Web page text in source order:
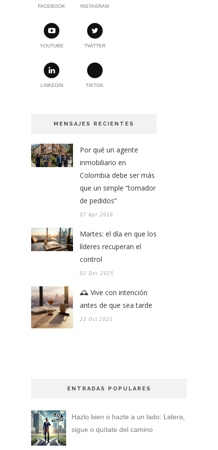
FACEBOOK INSTAGRAM
YOUTUBE TWITTER
LINKEDIN TIKTOK
MENSAJES RECIENTES
Por qué un agente
inmobiliario en
Colombia debe ser más
que un simple “tomador
de pedidos”
07 Apr 2026
Martes: el día en que los
líderes recuperan el
control
02 Dec 2025
🕰️ Vive con intención
antes de que sea tarde
22 Oct 2025
ENTRADAS POPULARES
Hazlo bien o hazte a un lado: Lidera,
sigue o quítate del camino